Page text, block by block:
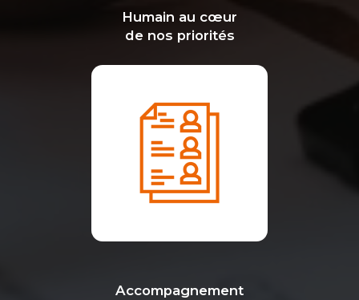
Humain au cœur
de nos priorités
Accompagnement